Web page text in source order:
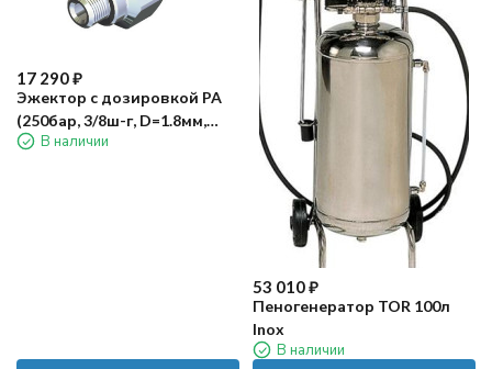
17 290₽
Эжектор с дозировкой PA
(250бар, 3/8ш-г, D=1.8мм,
нерж)В наличии
53 010₽
Пеногенератор TOR 100л
Inox
В наличии